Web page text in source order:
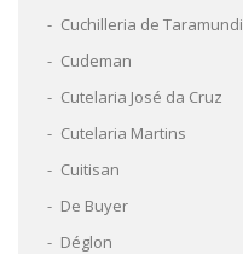
Cuchilleria de Taramundi
Cudeman
Cutelaria José da Cruz
Cutelaria Martins
Cuitisan
De Buyer
Déglon